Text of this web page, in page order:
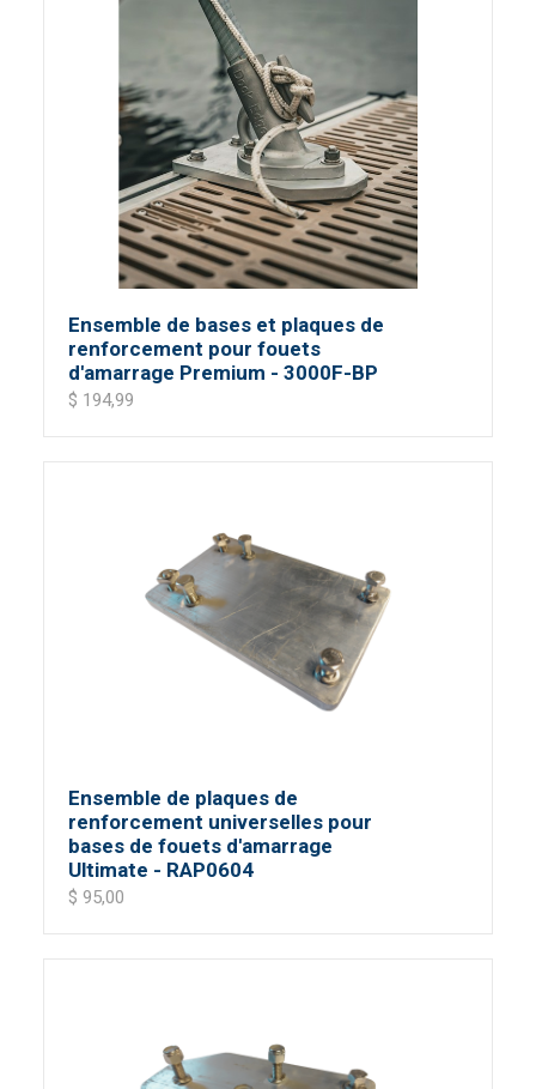
Ensemble de bases et plaques de
renforcement pour fouets
d'amarrage Premium - 3000F-BP
$ 194,99
Ensemble de plaques de
renforcement universelles pour
bases de fouets d'amarrage
Ultimate - RAP0604
$ 95,00